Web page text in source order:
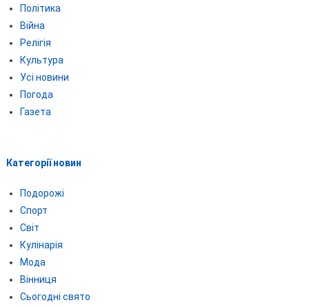
Політика
Війна
Релігія
Культура
Усі новини
Погода
Газета
Категорії новин
Подорожі
Спорт
Світ
Кулінарія
Мода
Вінниця
Сьогодні свято